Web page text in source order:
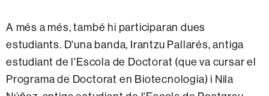
A més a més, també hi participaran dues
estudiants. D'una banda, Irantzu Pallarés, antiga
estudiant de l'Escola de Doctorat (que va cursar el
Programa de Doctorat en Biotecnologia) i Nila